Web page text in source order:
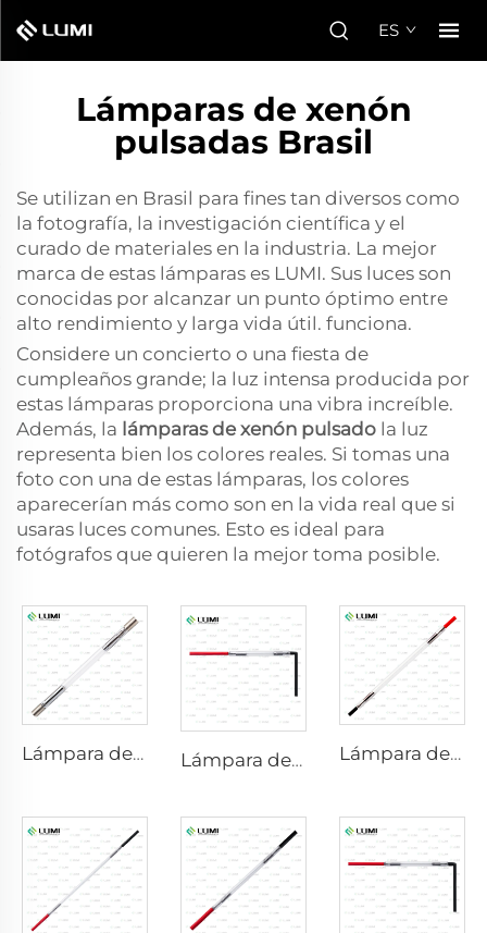
ES
Lámparas de xenón
pulsadas Brasil
Se utilizan en Brasil para fines tan diversos como
la fotografía, la investigación científica y el
curado de materiales en la industria. La mejor
marca de estas lámparas es LUMI. Sus luces son
conocidas por alcanzar un punto óptimo entre
alto rendimiento y larga vida útil. funciona.
Considere un concierto o una fiesta de
cumpleaños grande; la luz intensa producida por
estas lámparas proporciona una vibra increíble.
Además, la lámparas de xenón pulsado la luz
representa bien los colores reales. Si tomas una
foto con una de estas lámparas, los colores
aparecerían más como son en la vida real que si
usaras luces comunes. Esto es ideal para
fotógrafos que quieren la mejor toma posible.
Lámpara de Xenón IPL P1640 – 7×47×110 mm Lámpara de xenón IPL P1541 – 9×45×100 mm Lámpara de xenón láser L2741 – 7×100×167 mm